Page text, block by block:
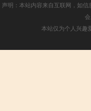
声明：本站内容来自互联网，如
本站仅为个人兴趣